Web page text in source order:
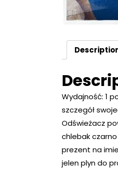
Wydajność: 1
szczegół
Odświeżacz
chlebak
prezent na
jelen plyn do